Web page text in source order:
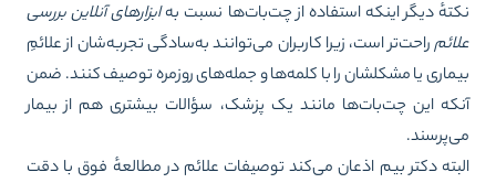
دیگر اینکه استفاده از چت‌بات‌ها نسبت بهابزارهای آنلاین بررسی
راحت‌تر است، زیرا کاربران می‌توانند به‌سادگی تجربه‌شان از علائمِ
یا مشکلشان را با کلمه‌ها و جمله‌های روزمره توصیف کنند. ضمن
این چت‌بات‌ها مانند یک پزشک، سؤالات بیشتری هم از بیمار
دکتر بیم اذعان می‌کند توصیفات علائم در مطالعهٔ فوق با دقت